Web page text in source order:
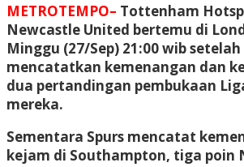
METROTEMPO– Tottenham
Newcastle United bertemu di
Minggu (27/Sep) 21:00 wib
mencatatkan kemenangan dan
dua pertandingan pembukaan
mereka.
Sementara Spurs mencatat
kejam di Southampton, tiga poin